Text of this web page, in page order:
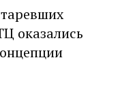
оказались